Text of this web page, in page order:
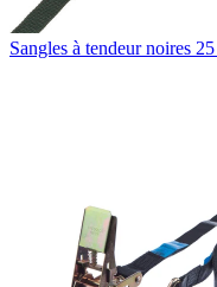
Sangles à tendeur noires